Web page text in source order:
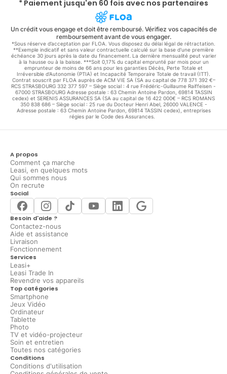
* Paiement jusqu'en 60 fois avec nos partenaires
Un crédit vous engage et doit être remboursé. Vérifiez vos capacités de
remboursement avant de vous engager.
*Sous réserve d’acceptation par FLOA. Vous disposez du délai légal de rétractation.
**Exemple indicatif et sans valeur contractuelle calculé sur la base d'une première
échéance 30 jours après la date du financement. La dernière mensualité peut varier
à la hausse ou à la baisse. ***Soit 0,17% du capital emprunté par mois pour un
emprunteur de moins de 66 ans pour les garanties Décès, Perte Totale et
Irréversible d'Autonomie (PTIA) et Incapacité Temporaire Totale de travail (ITT).
Contrat souscrit par FLOA auprès de ACM VIE SA (SA au capital de 778 371 392 €–
RCS STRASBOURG 332 377 597 – Siège social : 4 rue Frédéric-Guillaume Raiffeisen -
67000 STRASBOURG Adresse postale : 63 Chemin Antoine Pardon, 69814 TASSIN
cedex) et SERENIS ASSURANCES SA (SA au capital de 16 422 000€ – RCS ROMANS
350 838 686 – Siège social : 25 rue du Docteur Henri Abel, 26000 VALENCE -
Adresse postale : 63 Chemin Antoine Pardon, 69814 TASSIN cedex), entreprises
régies par le Code des Assurances.
A propos
Comment ça marche
Leasi, en quelques mots
Qui sommes nous
On recrute
Social
Besoin d'aide ?
Contactez-nous
Aide et assistance
Livraison
Fonctionnement
Services
Leasi+
Leasi Trade In
Revendre vos appareils
Top catégories
Smartphone
Jeux Vidéo
Ordinateur
Tablette
Photo
TV et vidéo-projecteur
Soin et entretien
Toutes nos catégories
Conditions
Conditions d'utilisation